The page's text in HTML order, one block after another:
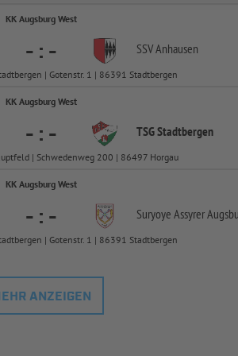
KK Augsburg West
- : - SSV Anhausen
| Gotenstr. 1 | 86391 Stadtbergen
KK Augsburg West
- : - TSG Stadtbergen
| Schwedenweg 200 | 86497 Horgau
KK Augsburg West
- : - Suryoye Assyrer
| Gotenstr. 1 | 86391 Stadtbergen
ANZEIGEN